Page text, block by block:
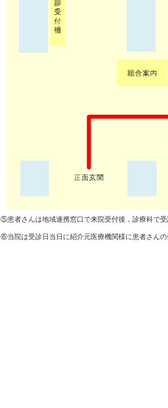
⑤患者さんは地域連携窓口で来院受付後，診療科で受
⑥当院は受診日当日に紹介元医療機関様に患者さん